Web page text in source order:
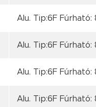
Alu. Tip:6F Fúrható:
Alu. Tip:6F Fúrható:
Alu. Tip:6F Fúrható:
Alu. Tip:6F Fúrható: